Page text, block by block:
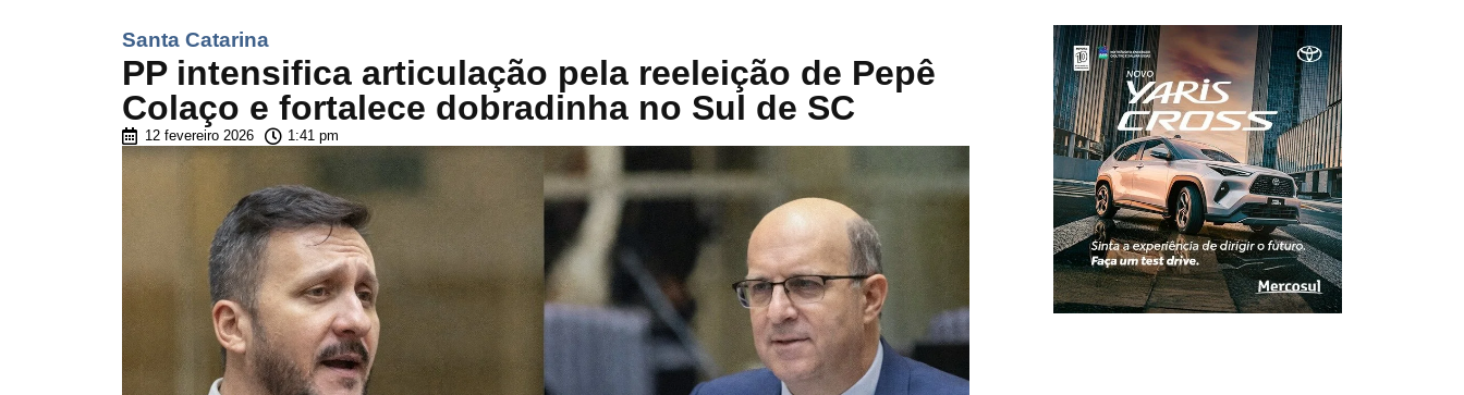
Santa Catarina
PP intensifica articulação pela reeleição de Pepê
Colaço e fortalece dobradinha no Sul de SC
12 fevereiro 2026 1:41 pm